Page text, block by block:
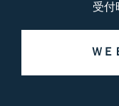
受
ＷＥ